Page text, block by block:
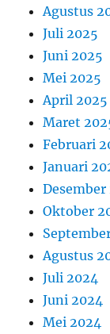
Agustus
Juli 2025
Juni 2025
Mei 2025
April 2025
Maret
Februari
Januari
Desember
Oktober
Agustus
Juli 2024
Juni 2024
Mei 2024